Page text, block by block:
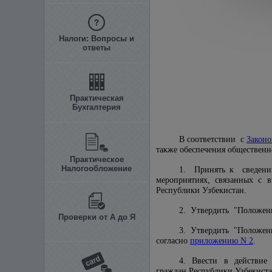
Налоги: Вопросы и
ответы
Практическая
Бухгалтерия
Практическое
Налогообложение
Проверки от А до Я
В соответствии с
также обеспечения
1. Принять к
мероприятиях, связанных с
Республики Узбекистан.
2. Утвердить
3. Утвердить
согласно приложению N 2.
4. Ввести в действие